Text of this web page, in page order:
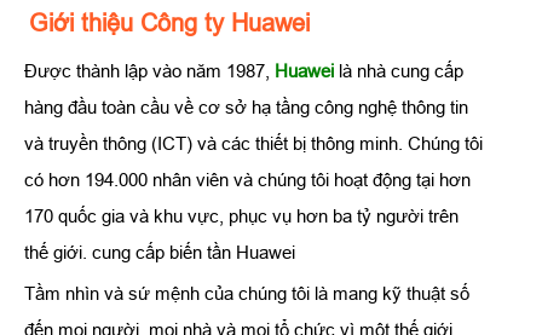
Giới thiệu Công ty Huawei
Được thành lập vào năm 1987, Huawei là nhà cung cấp
hàng đầu toàn cầu về cơ sở hạ tầng công nghệ thông tin
và truyền thông (ICT) và các thiết bị thông minh. Chúng tôi
có hơn 194.000 nhân viên và chúng tôi hoạt động tại hơn
170 quốc gia và khu vực, phục vụ hơn ba tỷ người trên
thế giới. cung cấp biến tần Huawei
Tầm nhìn và sứ mệnh của chúng tôi là mang kỹ thuật số
đến mọi người, mọi nhà và mọi tổ chức vì một thế giới